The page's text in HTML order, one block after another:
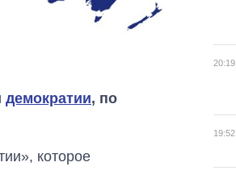
демократии, по
которое
20:19
19:52